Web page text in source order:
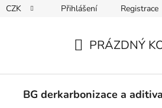
CZK Přihlášení Registrace
KOŠÍK
PRÁZDNÝ
BG derkarbonizace a aditiva